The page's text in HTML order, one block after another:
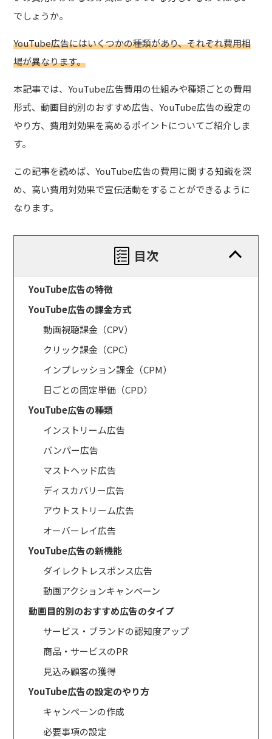
でしょうか。
YouTube広告にはいくつかの種類があり、それぞれ費用相
場が異なります。
本記事では、YouTube広告費用の仕組みや種類ごとの費用
形式、動画目的別のおすすめ広告、YouTube広告の設定の
やり方、費用対効果を高めるポイントについてご紹介しま
す。
この記事を読めば、YouTube広告の費用に関する知識を深
め、高い費用対効果で宣伝活動をすることができるように
なります。
目次
YouTube広告の特徴
YouTube広告の課金方式
動画視聴課金（CPV）
クリック課金（CPC）
インプレッション課金（CPM）
日ごとの固定単価（CPD）
YouTube広告の種類
インストリーム広告
バンパー広告
マストヘッド広告
ディスカバリー広告
アウトストリーム広告
オーバーレイ広告
YouTube広告の新機能
ダイレクトレスポンス広告
動画アクションキャンペーン
動画目的別のおすすめ広告のタイプ
サービス・ブランドの認知度アップ
商品・サービスのPR
見込み顧客の獲得
YouTube広告の設定のやり方
キャンペーンの作成
必要事項の設定